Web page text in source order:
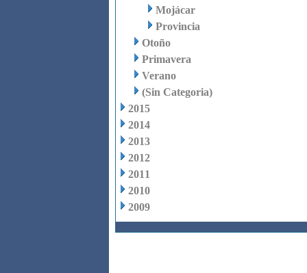
Mojácar
Provincia
Otoño
Primavera
Verano
(Sin Categoria)
2015
2014
2013
2012
2011
2010
2009